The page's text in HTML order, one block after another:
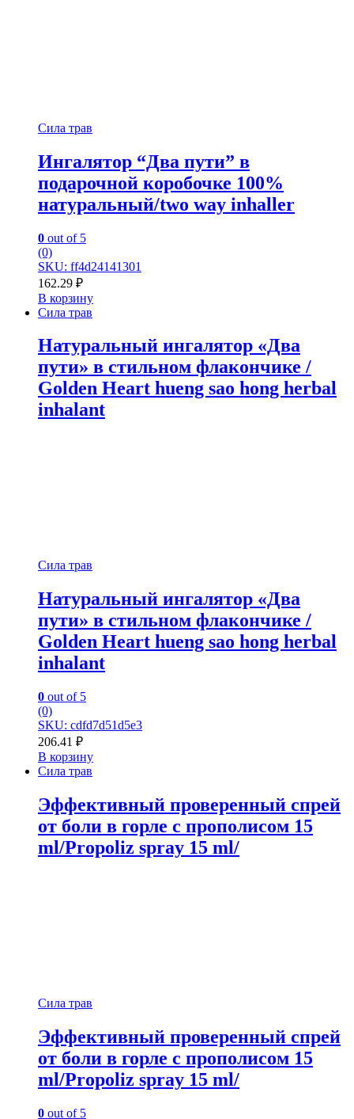
Сила трав
Ингалятор “Два пути” в
подарочной коробочке 100%
натуральный/two way inhaller
0 out of 5
(0)
SKU: ff4d24141301
162.29 ₽
В корзину
Сила трав
Натуральный ингалятор «Два
пути» в стильном флакончике /
Golden Heart hueng sao hong herbal
inhalant
Сила трав
Натуральный ингалятор «Два
пути» в стильном флакончике /
Golden Heart hueng sao hong herbal
inhalant
0 out of 5
(0)
SKU: cdfd7d51d5e3
206.41 ₽
В корзину
Сила трав
Эффективный проверенный спрей
от боли в горле с прополисом 15
ml/Propoliz spray 15 ml/
Сила трав
Эффективный проверенный спрей
от боли в горле с прополисом 15
ml/Propoliz spray 15 ml/
0 out of 5